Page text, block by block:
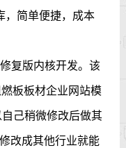
，简单便捷，成本
复版内核开发。该
板板材企业网站模
己稍微修改后做其
改成其他行业就能